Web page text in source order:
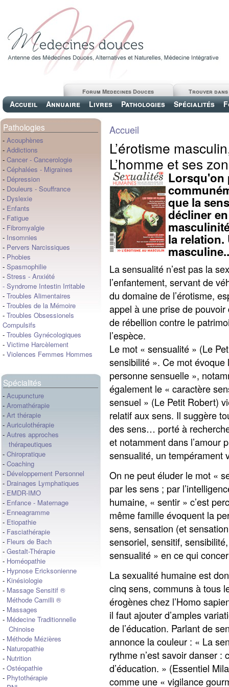
Accueil Annuaire Livres Pathologies Spécialités
Trouver
Forum Medecines Douces
Pathologies
- Acouphènes
- Addictions
- Cancer - Cancerologie
- Céphalées - Migraines
- Dépression
- Douleurs - Souffrance
- Dyslexie
- Enfants
- Fatigue
- Fibromyalgie
- Insomnies
- Pervers Narcissiques
- Phobies
- Spasmophilie
- Stress - Anxiété
- Syndrome Intestin Irritable
- Troubles Alimentaires
- Troubles de la Mémoire
- Troubles Obsessionels
Compulsifs
- Troubles Gynécologiques
- Victime Harcèlement
- Violences Femmes Hommes
Spécialités
- Acupuncture
- Aromathérapie
- Art thérapie
- Auriculothérapie
- Autres approches
thérapeutiques
- Chiropratique
- Coaching
- Développement Personnel
- Drainages Lymphatiques
- EMDR-IMO
- Enfance - Maternage
- Enneagramme
- Etiopathie
- Fasciathérapie
- Fleurs de Bach
- Gestalt-Thérapie
- Homéopathie
- Hypnose Ericksonienne
- Kinésiologie
- Massage Sensitif ®
Méthode Camilli ®
- Massages
- Médecine Traditionnelle
Chinoise
- Méthode Mézières
- Naturopathie
- Nutrition
- Ostéopathie
- Phytothérapie
Accueil
L’érotisme
L’homme et ses
Lorsqu'on
que la
décliner
la relation.
La sensualité n’est pas la
l’enfantement, servant de
du domaine de l’érotisme,
appel à une prise de pouvoir
de rébellion contre le
l’espèce.
Le mot « sensualité » (Le
sensibilité ». Ce mot évoque
personne sensuelle »,
également le « caractère
sensuel » (Le Petit Robert)
relatif aux sens. Il suggère
des sens… porté à
et notamment dans l’amour
sensualité, un tempérament
On ne peut éluder le mot «
par les sens ; par
humaine, « sentir » c’est
même famille évoquent la
sens, sensation (et
sensoriel, sensitif,
sensualité » en ce qui
La sexualité humaine est
cinq sens, communs à tous
érogènes chez l’Homo
il faut ajouter d’amples
de l’éducation. Parlant de
annonce la couleur : « La
rythme n’est savoir danser :
d’éducation. » (Essentiel
comme une « vigilance